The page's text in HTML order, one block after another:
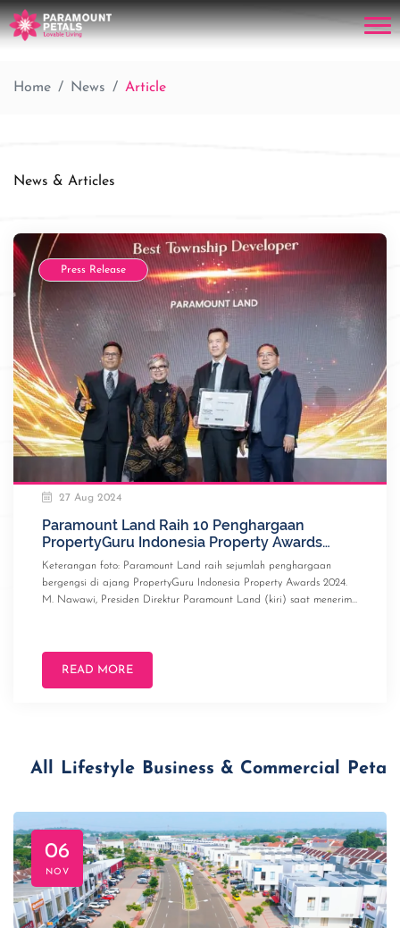
Home News Article
News & Articles
Press Release
27 Aug 2024
Paramount Land Raih 10 Penghargaan
PropertyGuru Indonesia Property Awards
2024
Keterangan foto: Paramount Land raih sejumlah penghargaan
bergengsi di ajang PropertyGuru Indonesia Property Awards 2024.
M. Nawawi, Presiden Direktur Paramount Land (kiri) saat menerima
READ MORE
All Lifestyle Business & Commercial
06
NOV